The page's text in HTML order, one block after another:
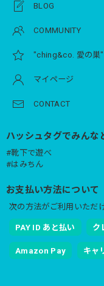
BLOG
COMMUNITY
"ching&co. 愛の巣
マイページ
CONTACT
ハッシュタグでみん
#靴下で遊べ
#はみちん
お支払い方法について
次の方法がご利用いただ
PAY ID あと払い ク
Amazon Pay キャ